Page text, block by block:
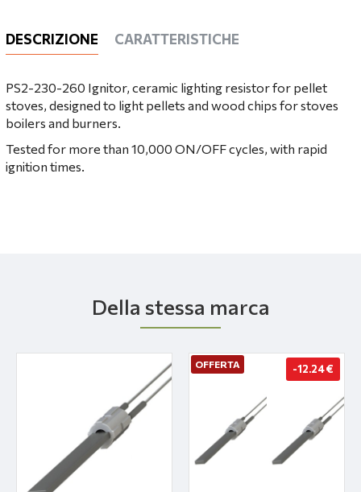
DESCRIZIONE CARATTERISTICHE
PS2-230-260 Ignitor, ceramic lighting resistor for pellet
stoves, designed to light pellets and wood chips for stoves
boilers and burners.
Tested for more than 10,000 ON/OFF cycles, with rapid
ignition times.
Della stessa marca
OFFERTA -12.24 €